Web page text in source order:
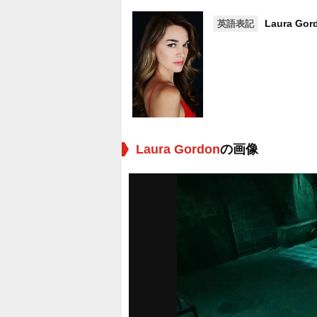
英語表記 Laura
Laura Gordonの画像